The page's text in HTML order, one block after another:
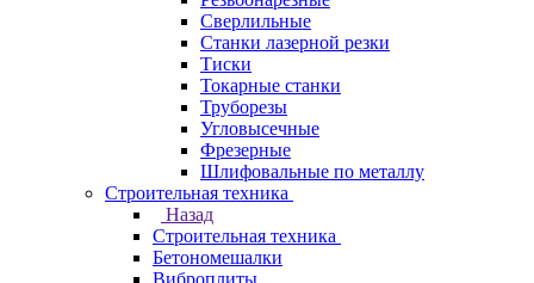
Сверлильные
Станки лазерной резки
Тиски
Токарные станки
Труборезы
Угловысечные
Фрезерные
Шлифовальные по металлу
Строительная техника
Назад
Строительная техника
Бетономешалки
Виброплиты